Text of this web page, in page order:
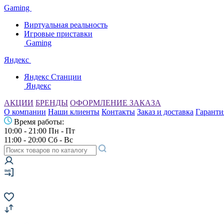
Gaming
Виртуальная реальность
Игровые приставки
Gaming
Яндекс
Яндекс Станции
Яндекс
АКЦИИ БРЕНДЫ ОФОРМЛЕНИЕ ЗАКАЗА
О компании Наши клиенты Контакты Заказ и доставка
Время работы:
10:00 - 21:00 Пн - Пт
11:00 - 20:00 Сб - Вс